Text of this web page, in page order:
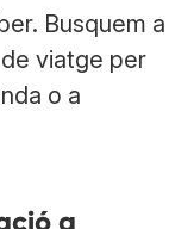
Busquem a
viatge per
o a
a